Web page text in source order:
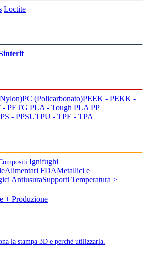
Loctite
PC (Policarbonato)PEEK - PEKK -
- PETG PLA - Tough PLA PP
- PPSUTPU - TPE - TPA
Ignifughi
Alimentari FDAMetallici e
AntiusuraSupporti Temperatura >
+ Produzione
la stampa 3D e perchè utilizzarla.